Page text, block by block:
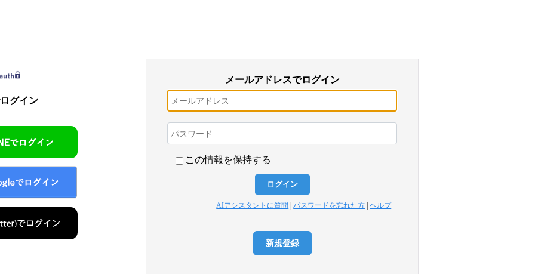
グイン
メールアドレスでログイン
この情報を保持する
AIアシスタントに質問 |パスワードを忘れた方 |ヘルプ
新規登録